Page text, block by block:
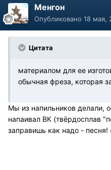
Менгон
Опубликовано 18 мая,
Цитата
материалом для ее
обычная фреза, которая
Мы из напильников делали,
напаивал ВК (твёрдосплав
заправишь как надо - песня!